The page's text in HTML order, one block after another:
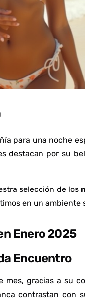
para una noche
destacan por su
selección de los
en un ambiente
Enero 2025
Encuentro
mes, gracias a su
contrastan con